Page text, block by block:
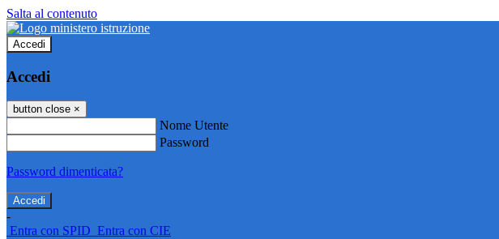
Salta al contenuto
Accedi
Accedi
button close ×
Nome Utente
Password
Password dimenticata?
-
Entra con SPID Entra con CIE